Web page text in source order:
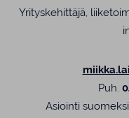
Yrityskehittäjä,
Puh.
Asiointi